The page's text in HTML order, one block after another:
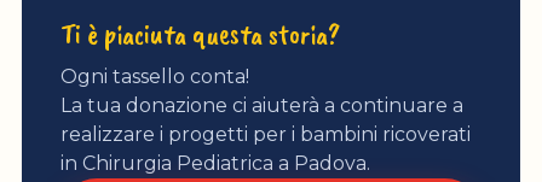
Ti è piaciuta questa storia?
Ogni tassello conta!
La tua donazione ci aiuterà a continuare a
realizzare i progetti per i bambini ricoverati
in Chirurgia Pediatrica a Padova.